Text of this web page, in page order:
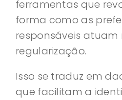
ferramentas que
forma como as
responsáveis atuam
regularização.
Isso se traduz em
que facilitam a